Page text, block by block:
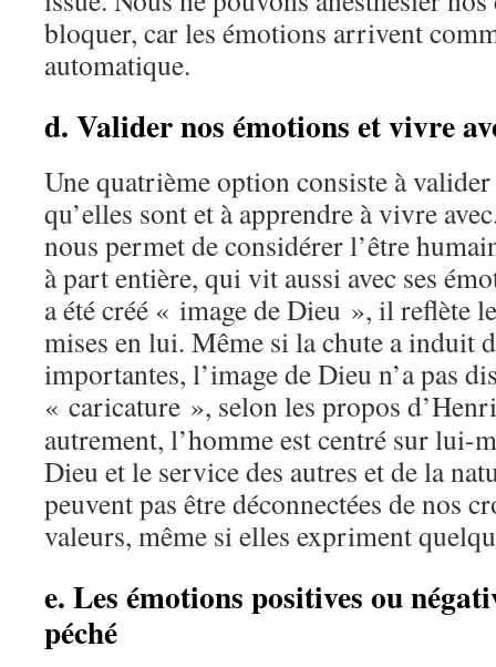
bloquer, car les émotions arrivent
automatique.
d. Valider nos émotions et vivre
Une quatrième option consiste à
qu’elles sont et à apprendre à vivre
nous permet de considérer l’être
à part entière, qui vit aussi avec ses
a été créé « image de Dieu », il reflète
mises en lui. Même si la chute a induit
importantes, l’image de Dieu n’a pas
« caricature », selon les propos
autrement, l’homme est centré sur lui-
Dieu et le service des autres et de la
peuvent pas être déconnectées de nos
valeurs, même si elles expriment
e. Les émotions positives ou
péché